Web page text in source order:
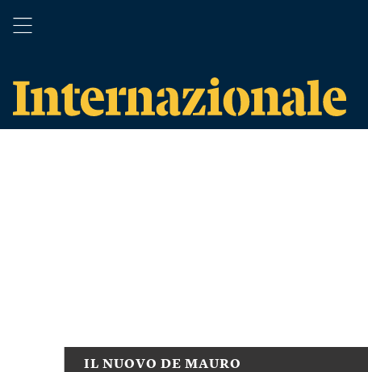
IL NUOVO DE MAURO